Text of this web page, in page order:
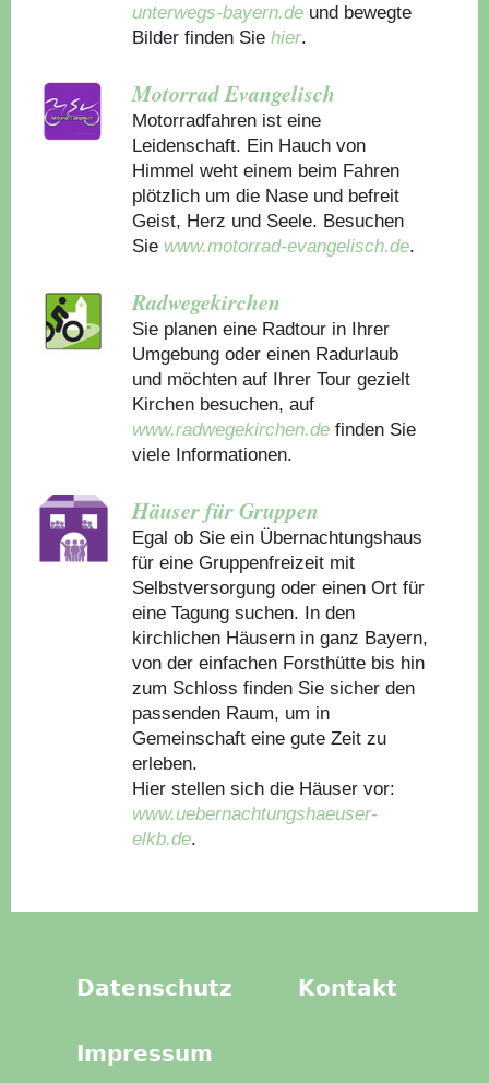
unterwegs-bayern.de und bewegte
Bilder finden Sie hier.
Motorrad Evangelisch
Motorradfahren ist eine
Leidenschaft. Ein Hauch von
Himmel weht einem beim Fahren
plötzlich um die Nase und befreit
Geist, Herz und Seele. Besuchen
Sie www.motorrad-evangelisch.de.
Radwegekirchen
Sie planen eine Radtour in Ihrer
Umgebung oder einen Radurlaub
und möchten auf Ihrer Tour gezielt
Kirchen besuchen, auf
www.radwegekirchen.de finden Sie
viele Informationen.
Häuser für Gruppen
Egal ob Sie ein Übernachtungshaus
für eine Gruppenfreizeit mit
Selbstversorgung oder einen Ort für
eine Tagung suchen. In den
kirchlichen Häusern in ganz Bayern,
von der einfachen Forsthütte bis hin
zum Schloss finden Sie sicher den
passenden Raum, um in
Gemeinschaft eine gute Zeit zu
erleben.
Hier stellen sich die Häuser vor:
www.uebernachtungshaeuser-
elkb.de.
Datenschutz Kontakt
Impressum